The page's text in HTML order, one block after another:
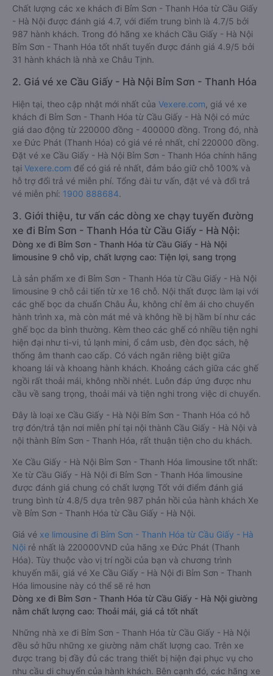
Chất lượng các xe khách đi Bỉm Sơn - Thanh Hóa từ Cầu Giấy
- Hà Nội được đánh giá 4.7, với điểm trung bình là 4.7/5 bởi
987 hành khách. Trong đó hãng xe khách Cầu Giấy - Hà Nội
Bỉm Sơn - Thanh Hóa tốt nhất tuyến được đánh giá 4.9/5 bởi
31 hành khách là nhà xe Châu Tịnh.
2. Giá vé xe Cầu Giấy - Hà Nội Bỉm Sơn - Thanh Hóa
Hiện tại, theo cập nhật mới nhất của Vexere.com , giá vé xe
khách đi Bỉm Sơn - Thanh Hóa từ Cầu Giấy - Hà Nội có mức
giá dao động từ 220000 đồng - 400000 đồng. Trong đó, nhà
xe Đức Phát (Thanh Hóa) có giá vé rẻ nhất, chỉ 220000 đồng.
Đặt vé xe Cầu Giấy - Hà Nội Bỉm Sơn - Thanh Hóa chính hãng
tại Vexere.com để có giá rẻ nhất, đảm bảo giữ chỗ 100% và
hỗ trợ đổi trả vé miễn phí. Tổng đài tư vấn, đặt vé và đổi trả
vé miễn phí: 1900 888684.
3. Giới thiệu, tư vấn các dòng xe chạy tuyến đường
xe đi Bỉm Sơn - Thanh Hóa từ Cầu Giấy - Hà Nội:
Dòng xe đi Bỉm Sơn - Thanh Hóa từ Cầu Giấy - Hà Nội
limousine 9 chỗ vip, chất lượng cao: Tiện lợi, sang trọng
Là sản phẩm xe đi Bỉm Sơn - Thanh Hóa từ Cầu Giấy - Hà Nội
limousine 9 chỗ cải tiến từ xe 16 chỗ. Nội thất được làm lại với
các ghế bọc da chuẩn Châu Âu, không chỉ êm ái cho chuyến
hành trình xa, mà còn mát mẻ và không hề bị hầm bí như các
ghế bọc da bình thường. Kèm theo các ghế có nhiều tiện nghi
hiện đại như ti-vi, tủ lạnh mini, ổ cắm usb, đèn đọc sách, hệ
thống âm thanh cao cấp. Có vách ngăn riêng biệt giữa
khoang lái và khoang hành khách. Khoảng cách giữa các ghế
ngồi rất thoải mái, không nhồi nhét. Luôn đáp ứng được nhu
cầu về sang trọng, thoải mái và tiện nghi trong việc di chuyển.
Đây là loại xe Cầu Giấy - Hà Nội Bỉm Sơn - Thanh Hóa có hỗ
trợ đón/trả tận nơi miễn phí tại nội thành Cầu Giấy - Hà Nội và
nội thành Bỉm Sơn - Thanh Hóa, rất thuận tiện cho du khách.
Xe Cầu Giấy - Hà Nội Bỉm Sơn - Thanh Hóa limousine tốt nhất:
Xe từ Cầu Giấy - Hà Nội đi Bỉm Sơn - Thanh Hóa limousine
được đánh giá chung có chất lượng Tốt với điểm đánh giá
trung bình từ 4.8/5 dựa trên 987 phản hồi của hành khách Xe
về Bỉm Sơn - Thanh Hóa từ Cầu Giấy - Hà Nội.
Giá vé xe limousine đi Bỉm Sơn - Thanh Hóa từ Cầu Giấy - Hà
Nội rẻ nhất là 220000VND của hãng xe Đức Phát (Thanh
Hóa). Tùy thuộc vào vị trí ngồi của bạn và chương trình
khuyến mãi, giá vé Xe Cầu Giấy - Hà Nội đi Bỉm Sơn - Thanh
Hóa limousine này có thể sẽ rẻ hơn
Dòng xe đi Bỉm Sơn - Thanh Hóa từ Cầu Giấy - Hà Nội giường
nằm chất lượng cao: Thoải mái, giá cả tốt nhất
Những nhà xe đi Bỉm Sơn - Thanh Hóa từ Cầu Giấy - Hà Nội
đều sở hữu những xe giường nằm chất lượng cao. Trên xe
được trang bị đầy đủ các trang thiết bị hiện đại phục vụ cho
nhu cầu di chuyển của hành khách. Bên cạnh đó, các hãng xe